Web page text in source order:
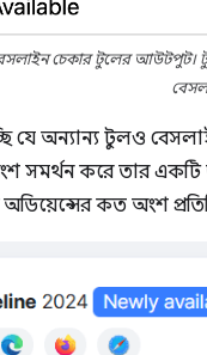
চেকার টুলের আউটপুট।
যে অন্যান্য টুলও
সমর্থন করে তার একটি
কত অংশ